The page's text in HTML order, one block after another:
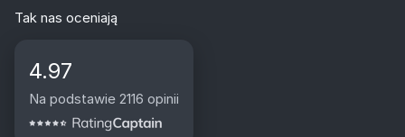
Tak nas oceniają
4.97
Na podstawie 2116 opinii